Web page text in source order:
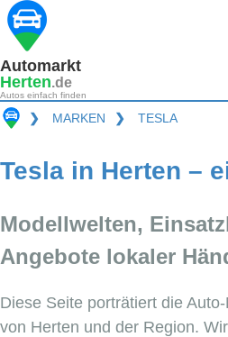
Automarkt
Herten.de
Autos einfach finden
❯ MARKEN ❯ TESLA
Tesla in Herten –
Modellwelten,
Angebote lokaler
Diese Seite porträtiert die
von Herten und der Region.